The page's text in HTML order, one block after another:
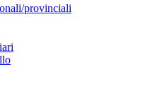
provinciali